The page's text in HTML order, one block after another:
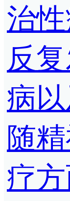
治
反
病
随
疗